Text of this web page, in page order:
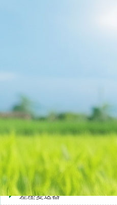
雷達液位計
玻璃管液位計
石英管液位計
變送器系列
壓力變送器
液位變送器
差壓變送器